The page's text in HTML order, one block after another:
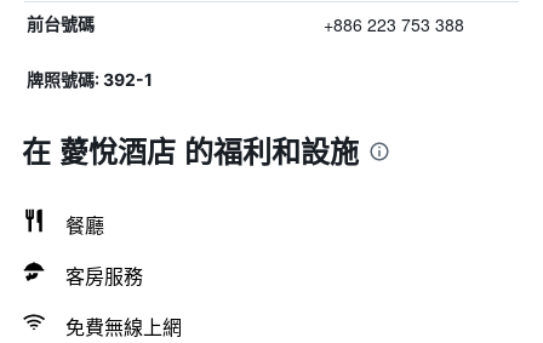
前台號碼 +886 223 753 388
牌照號碼: 392-1
在 薆悅酒店 的福利和設施
餐廳
客房服務
免費無線上網